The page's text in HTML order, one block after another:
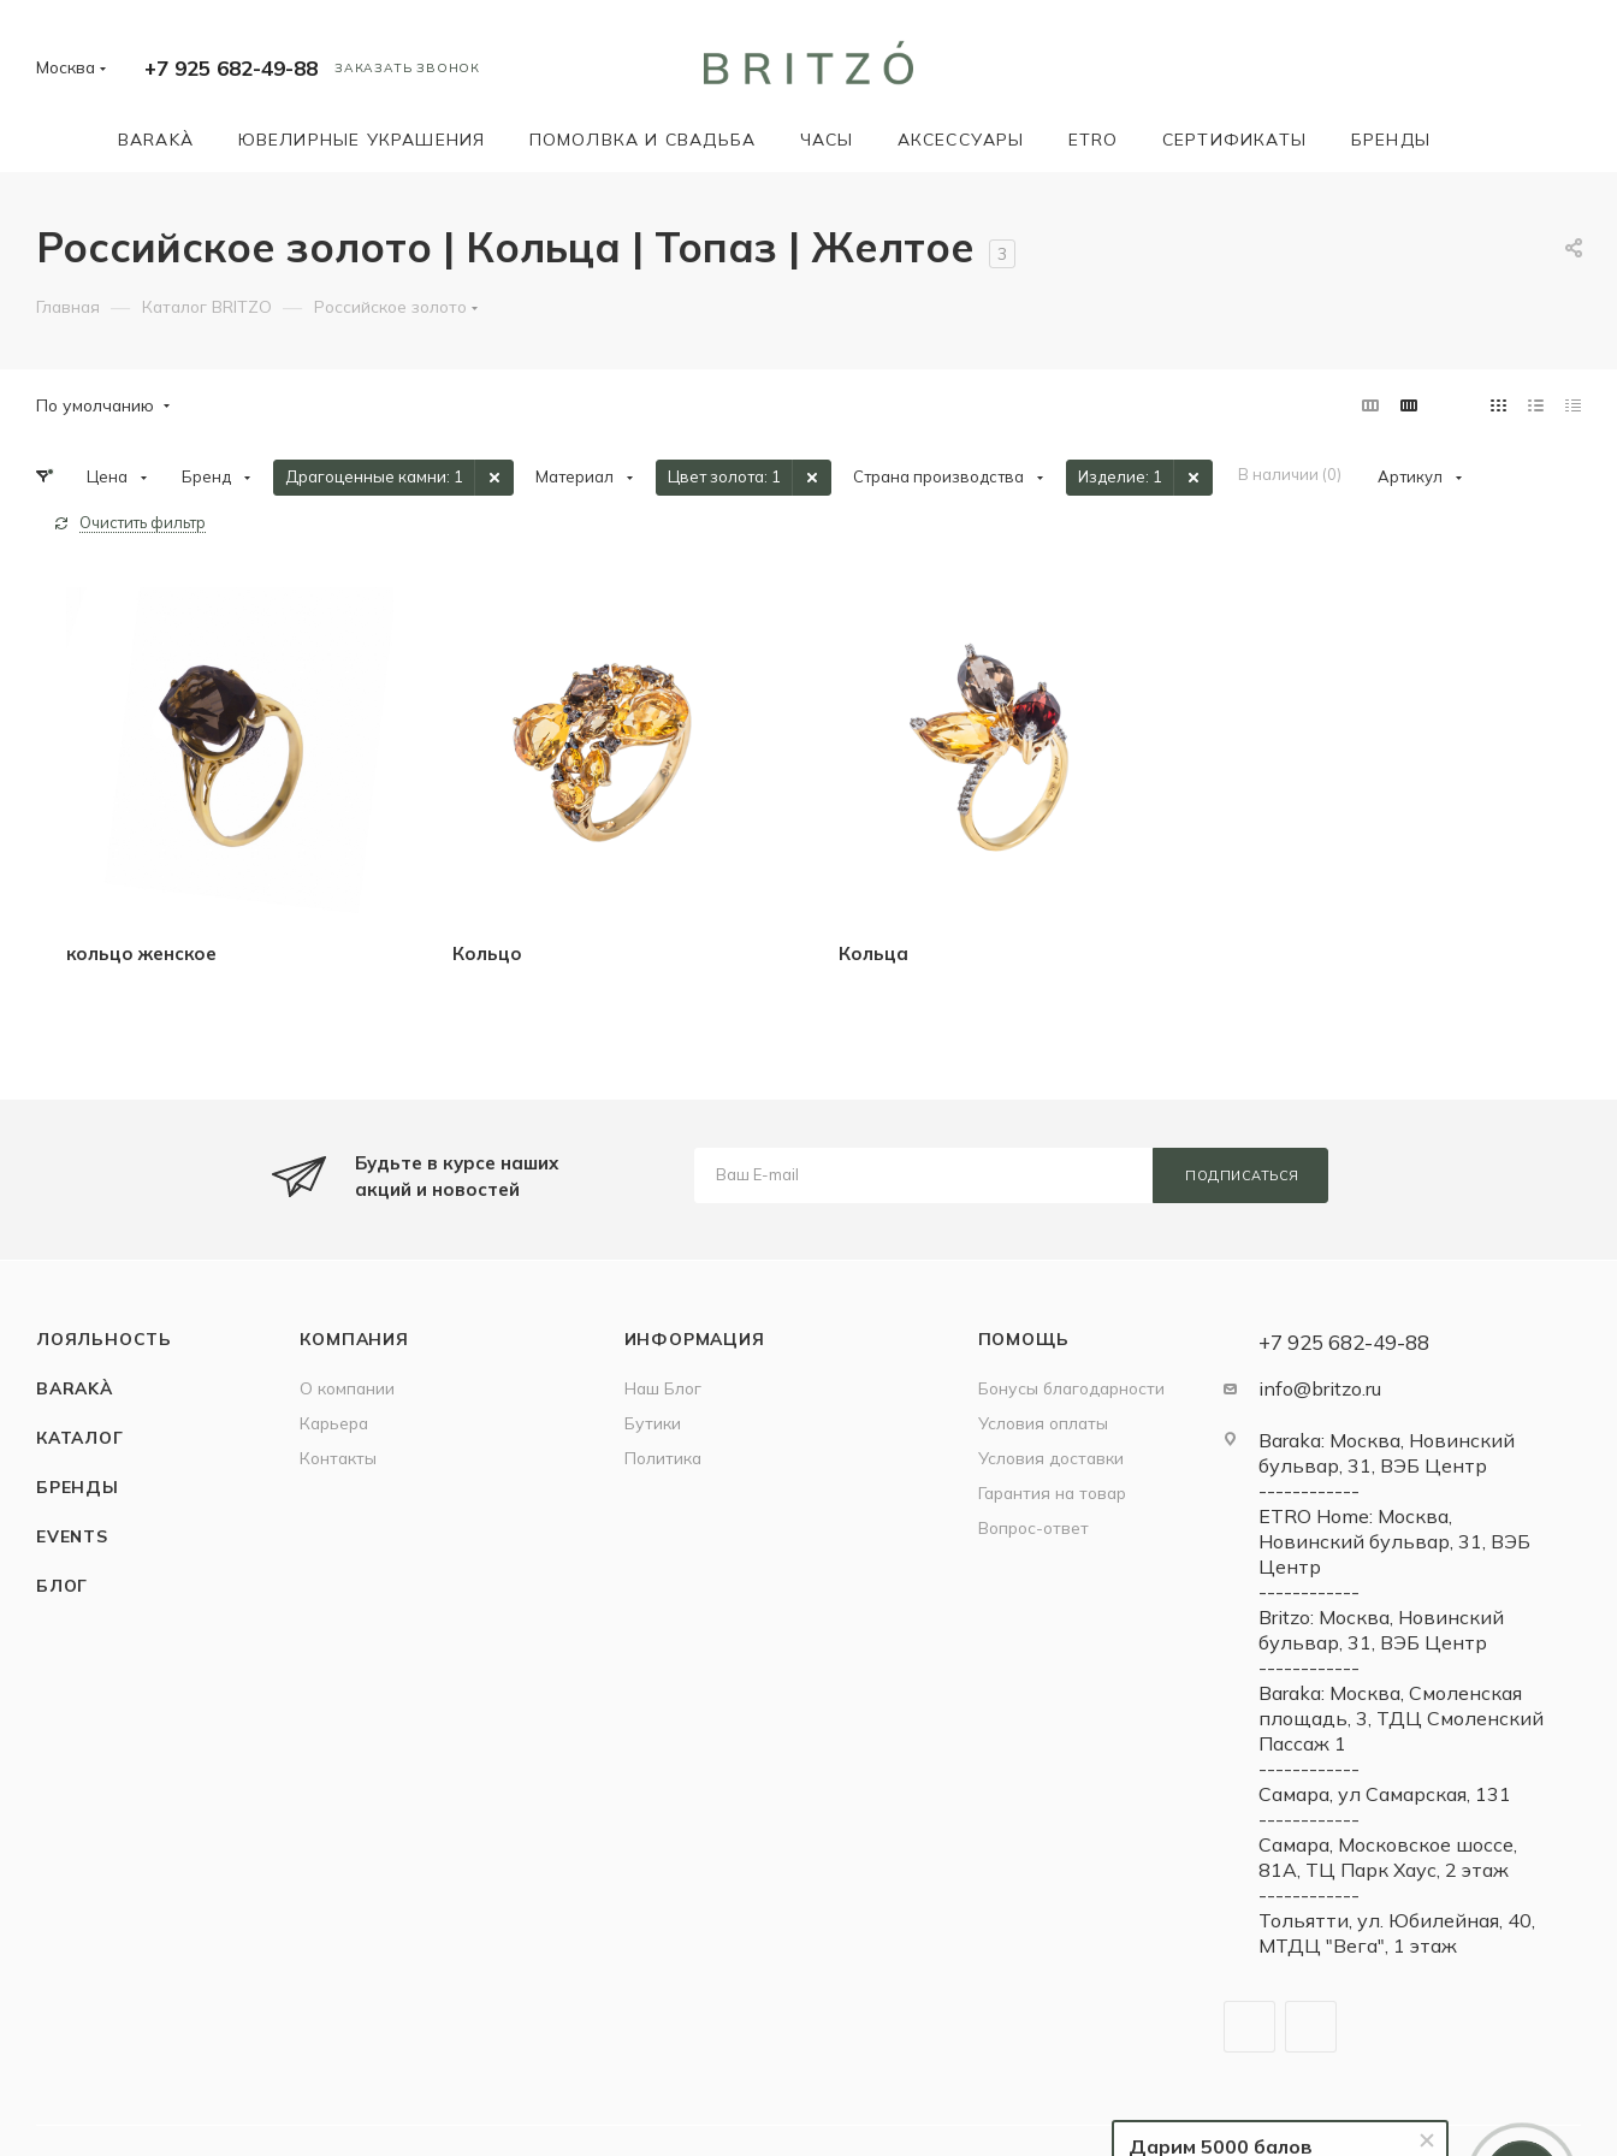
Москва +7 925 682-49-88 ЗАКАЗАТЬ ЗВОНОК
BARAKÀ ЮВЕЛИРНЫЕ УКРАШЕНИЯ ПОМОЛВКА И СВАДЬБА ЧАСЫ АКСЕССУАРЫ ETRO СЕРТИФИКАТЫ БРЕНДЫ
Российское золото | Кольца | Топаз | Желтое 3
Главная — Каталог BRITZO — Российское золото
По умолчанию
Цена Бренд Драгоценные камни: 1 Материал Цвет золота: 1 Страна производства Изделие: 1 В наличии (0) Артикул
Очистить фильтр
кольцо женское Кольцо Кольца
Будьте в курсе наших
акций и новостей
ПОДПИСАТЬСЯ
ЛОЯЛЬНОСТЬ
BARAKÀ
КАТАЛОГ
БРЕНДЫ
EVENTS
БЛОГ
КОМПАНИЯ
О компании
Карьера
Контакты
ИНФОРМАЦИЯ
Наш Блог
Бутики
Политика
ПОМОЩЬ
Бонусы благодарности
Условия оплаты
Условия доставки
Гарантия на товар
Вопрос-ответ
+7 925 682-49-88
info@britzo.ru
Baraka: Москва, Новинский
бульвар, 31, ВЭБ Центр
------------
ETRO Home: Москва,
Новинский бульвар, 31, ВЭБ
Центр
------------
Britzo: Москва, Новинский
бульвар, 31, ВЭБ Центр
------------
Baraka: Москва, Смоленская
площадь, 3, ТДЦ Смоленский
Пассаж 1
------------
Самара, ул Самарская, 131
------------
Самара, Московское шоссе,
81А, ТЦ Парк Хаус, 2 этаж
------------
Тольятти, ул. Юбилейная, 40,
МТДЦ "Вега", 1 этаж
Дарим 5000 балов